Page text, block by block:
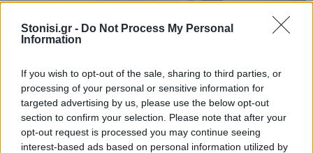
Stonisi.gr - Do Not Process My Personal
Information
If you wish to opt-out of the sale, sharing to third parties, or
processing of your personal or sensitive information for
targeted advertising by us, please use the below opt-out
section to confirm your selection. Please note that after your
opt-out request is processed you may continue seeing
interest-based ads based on personal information utilized by
ΠΕΡΙΒΑΛΛΟΝ 03 ΑΠΡ
Μεγάλα ύψη βροχής σήμερα στη Λέσβο
Σύμφωνα με το meteo.gr στη Στύψη καταγράφηκε ο μεγαλύτερος
όγκος νερού
Γράφει ο ΝΙΚΟΣ ΜΑΝΑΒΗΣ